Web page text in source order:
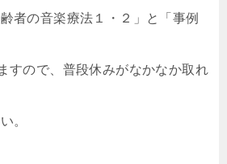
者の音楽療法１・２」と「事例
すので、普段休みがなかなか取れ
。